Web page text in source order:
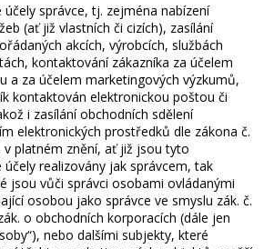
správce, tj. zejména nabízení
(ať již vlastních či cizích), zasílání
akcích, výrobcích, službách
kontaktování zákazníka za účelem
a za účelem marketingových výzkumů,
kontaktován elektronickou poštou či
i zasílání obchodních sdělení
elektronických prostředků dle zákona č.
v platném znění, ať již jsou tyto
realizovány jak správcem, tak
jsou vůči správci osobami ovládanými
osobou jako správce ve smyslu zák. č.
o obchodních korporacích (dále jen
nebo dalšími subjekty, které